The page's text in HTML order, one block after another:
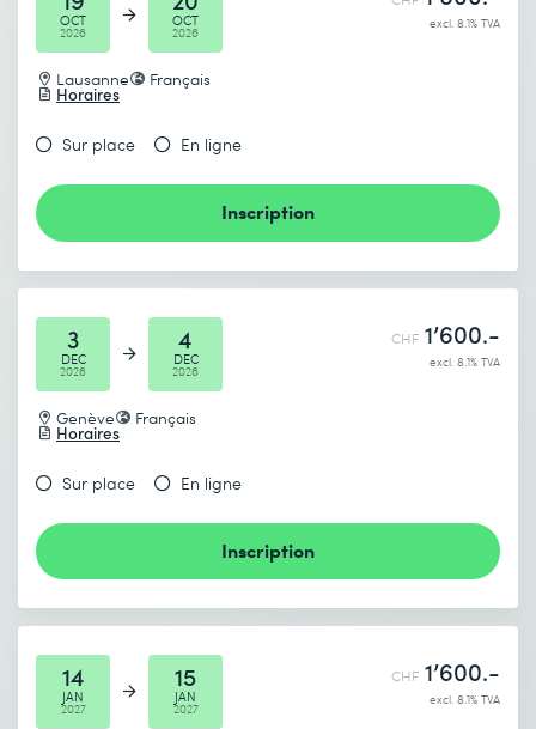
OCT
2026
OCT
2026
Lausanne Français
Horaires
excl. 8.1% TVA
Sur place En ligne
Inscription
3
DEC
2026
4
DEC
2026
Genève Français
Horaires
CHF 1’600.-
excl. 8.1% TVA
Sur place En ligne
Inscription
14
JAN
2027
15
JAN
2027
CHF 1’600.-
excl. 8.1% TVA